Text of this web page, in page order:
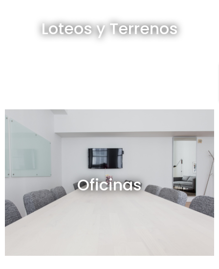
Loteos y Terrenos
Oficinas
Oficinas en venta y alquiler